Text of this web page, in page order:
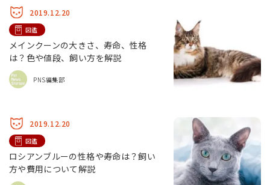
2019.12.20
図鑑
メインクーンの大きさ、寿命、性格
は？色や値段、飼い方を解説
PNS編集部
2019.12.20
図鑑
ロシアンブルーの性格や寿命は？飼い
方や費用について解説